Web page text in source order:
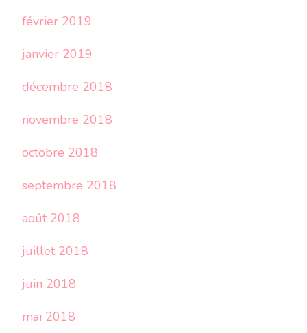
février 2019
janvier 2019
décembre 2018
novembre 2018
octobre 2018
septembre 2018
août 2018
juillet 2018
juin 2018
mai 2018